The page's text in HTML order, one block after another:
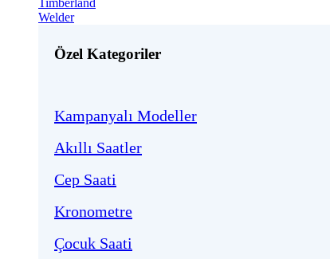
Welder
Özel Kategoriler
Kampanyalı Modeller
Akıllı Saatler
Cep Saati
Kronometre
Çocuk Saati